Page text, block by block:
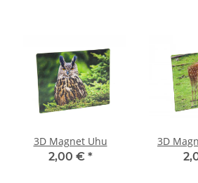
3D Magnet Uhu
2,00 € *
3D